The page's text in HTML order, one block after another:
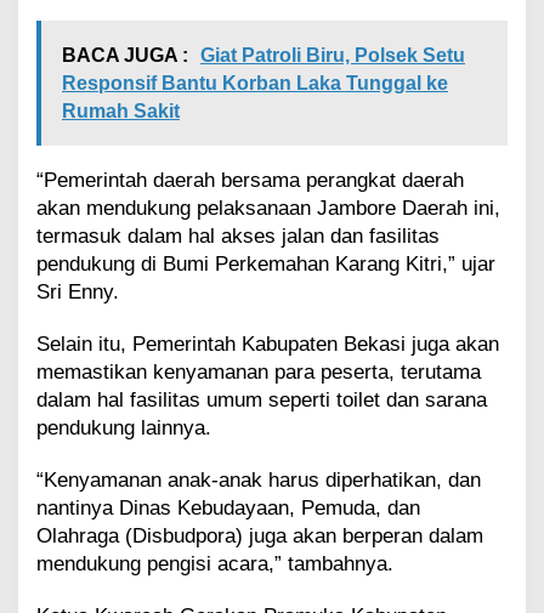
r
2
BACA JUGA :
Giat Patroli Biru, Polsek Setu
Responsif Bantu Korban Laka Tunggal ke
Rumah Sakit
“Pemerintah daerah bersama perangkat daerah
akan mendukung pelaksanaan Jambore Daerah ini,
termasuk dalam hal akses jalan dan fasilitas
pendukung di Bumi Perkemahan Karang Kitri,” ujar
Sri Enny.
Selain itu, Pemerintah Kabupaten Bekasi juga akan
memastikan kenyamanan para peserta, terutama
dalam hal fasilitas umum seperti toilet dan sarana
pendukung lainnya.
“Kenyamanan anak-anak harus diperhatikan, dan
nantinya Dinas Kebudayaan, Pemuda, dan
Olahraga (Disbudpora) juga akan berperan dalam
mendukung pengisi acara,” tambahnya.